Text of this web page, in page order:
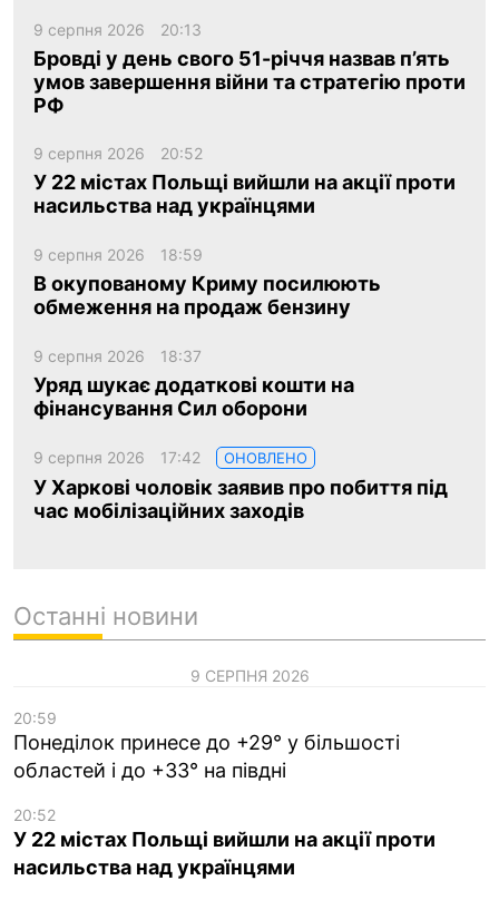
9 серпня 2026 20:13
Бровді у день свого 51-річчя назвав п’ять
умов завершення війни та стратегію проти
РФ
9 серпня 2026 20:52
У 22 містах Польщі вийшли на акції проти
насильства над українцями
9 серпня 2026 18:59
В окупованому Криму посилюють
обмеження на продаж бензину
9 серпня 2026 18:37
Уряд шукає додаткові кошти на
фінансування Сил оборони
9 серпня 2026 17:42 ОНОВЛЕНО
У Харкові чоловік заявив про побиття під
час мобілізаційних заходів
Останні новини
9 СЕРПНЯ 2026
20:59
Понеділок принесе до +29° у більшості
областей і до +33° на півдні
20:52
У 22 містах Польщі вийшли на акції проти
насильства над українцями